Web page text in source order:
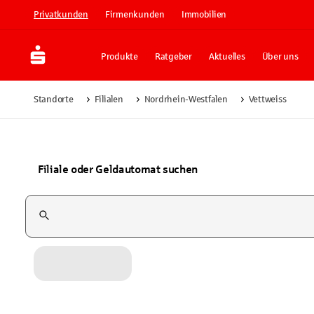
Privatkunden Firmenkunden Immobilien
Produkte Ratgeber Aktuelles Über uns
Standorte Filialen Nordrhein-Westfalen Vettweiss
Filiale oder Geldautomat suchen
Suchfeld